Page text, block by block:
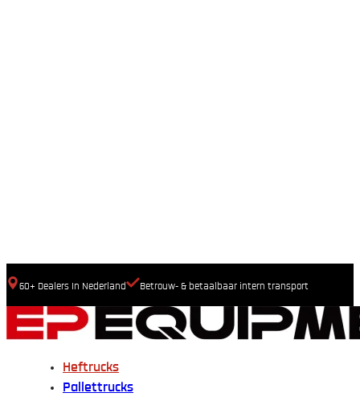
60+ Dealers In Nederland Betrouw- & betaalbaar intern transport
Heftrucks
Pallettrucks